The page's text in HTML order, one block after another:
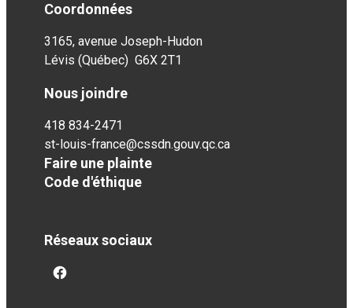
Coordonnées
3165, avenue Joseph-Hudon
Lévis (Québec) G6X 2T1
Nous joindre
418 834-2471
st-louis-france@cssdn.gouv.qc.ca
Faire une plainte
Code d'éthique
Réseaux sociaux
facebook